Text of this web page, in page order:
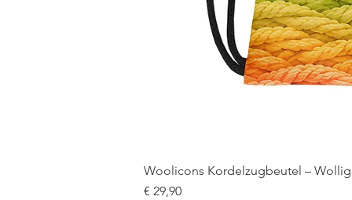
Woolicons Kordelzugbeutel –
Preis
€ 29,90